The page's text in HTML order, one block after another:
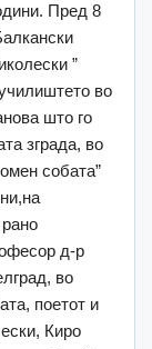
Пред 8
”
во
што го
зграда, во
собата”
д-р
во
поетот и
Киро